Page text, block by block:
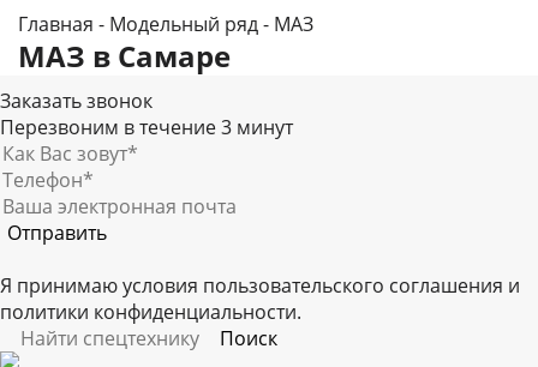
Главная - Модельный ряд- МАЗ
МАЗ в Самаре
Заказать звонок
Перезвоним в течение 3 минут
Я принимаю условия пользовательского соглашения и
политики конфиденциальности.